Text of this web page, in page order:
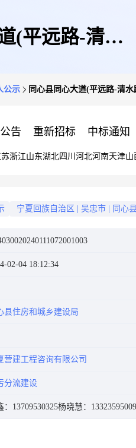
(平远路-清水
公示 同心县同心大道(平远路-清
告 重新招标 中标通知
浙江山东湖北四川 河北河南天津山
宁夏回族自治区 吴忠市 同心
02-04 18:12:34
县住房和城乡建设局
营建工程咨询有限公司
分流建设
：13709530325杨晓慧：13323595009